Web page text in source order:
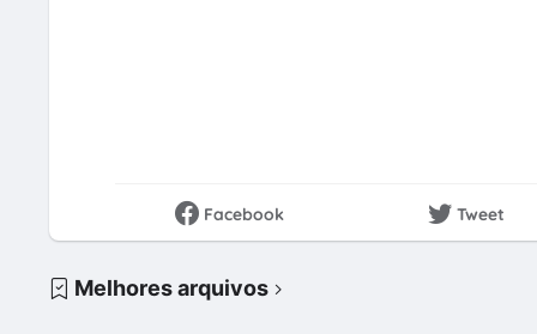
Facebook Tweet
Melhores arquivos